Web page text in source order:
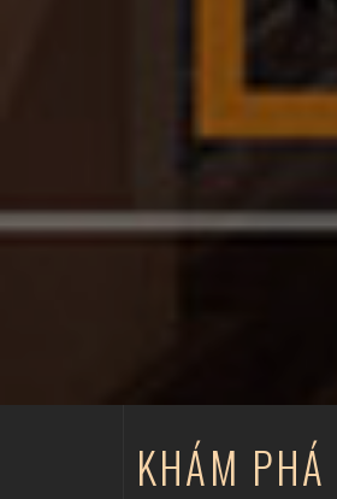
KHÁM